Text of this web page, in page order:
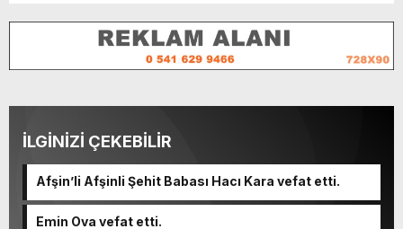
İLGİNİZİ ÇEKEBİLİR
Afşin’li Afşinli Şehit Babası Hacı Kara vefat etti.
Emin Ova vefat etti.